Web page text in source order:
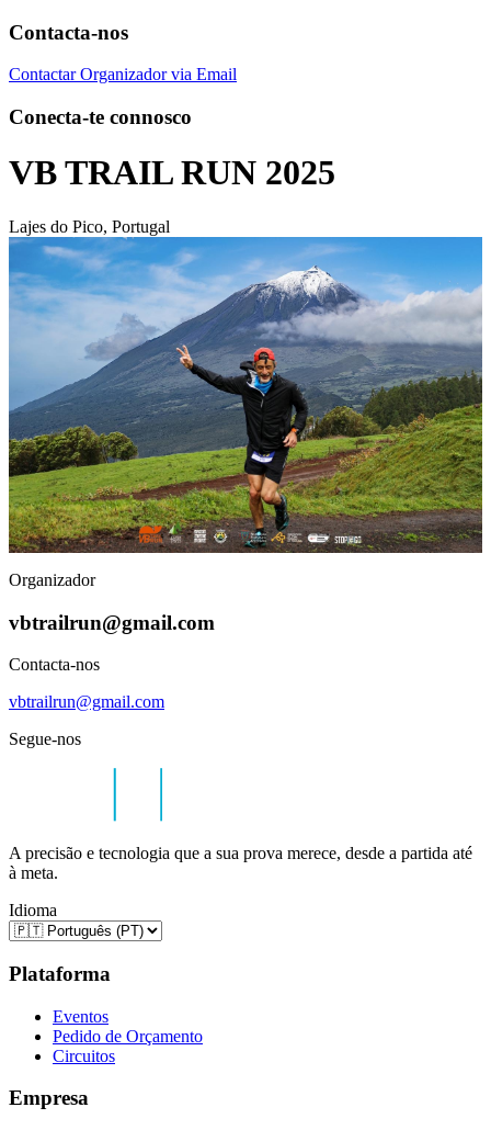
Contacta-nos
Contactar Organizador via Email
Conecta-te connosco
VB TRAIL RUN 2025
Lajes do Pico, Portugal
Organizador
vbtrailrun@gmail.com
Contacta-nos
vbtrailrun@gmail.com
Segue-nos
A precisão e tecnologia que a sua prova merece, desde a partida até
à meta.
Idioma
Plataforma
Eventos
Pedido de Orçamento
Circuitos
Empresa